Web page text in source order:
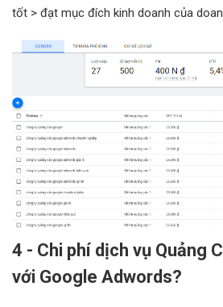
tốt > đạt mục đích kinh doanh của
4 - Chi phí dịch vụ Quảng
với Google Adwords?